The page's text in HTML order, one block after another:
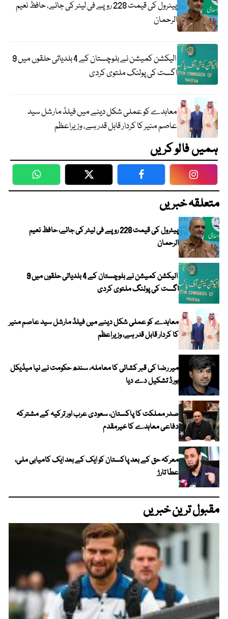
پیٹرول کی قیمت 228 روپے فی لیٹر کی جائے، حافظ نعیم
الرحمان
الیکشن کمیشن نے بلوچستان کے 4 بلدیاتی حلقوں میں 9
اگست کی پولنگ ملتوی کردی
معاہدے کو عملی شکل دینے میں فیلڈ مارشل سید
عاصم منیر کا کردار قابل قدر ہے، وزیراعظم
ہمیں فالو کریں
WhatsApp Twitter Facebook
متعلقہ خبریں
پیٹرول کی قیمت 228 روپے فی لیٹر کی جائے، حافظ نعیم
الرحمان
الیکشن کمیشن نے بلوچستان کے 4 بلدیاتی حلقوں میں 9
اگست کی پولنگ ملتوی کردی
معاہدے کو عملی شکل دینے میں فیلڈ مارشل سید عاصم منیر
کا کردار قابل قدر ہے، وزیراعظم
میر رضا کی قبر کشائی کا معاملہ، سندھ حکومت نے نیا میڈیکل
بورڈ تشکیل دے دیا
صدر مملکت کا پاکستان، سعودی عرب اور ترکیہ کے مشترکہ
دفاعی معاہدے کا خیرمقدم
معرکہ حق کے بعد پاکستان کو ایک کے بعد ایک کامیابی ملی،
عطا تارڑ
مقبول ترین خبریں